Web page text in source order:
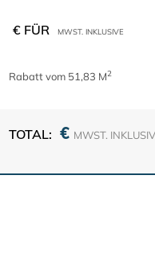
€ FÜR MWST. INKLUSIVE
Rabatt vom 51,83 M2
TOTAL: € MWST.